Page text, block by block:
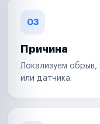
03
Причина
Локализуем обрыв,
или датчика.